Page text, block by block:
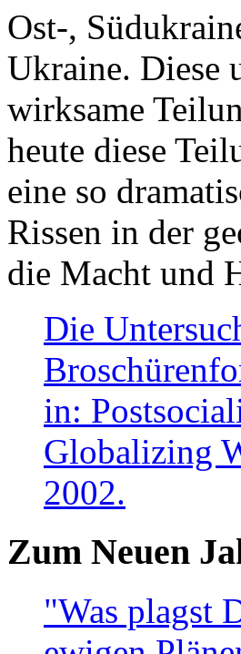
Ost-,
Ukraine. Diese
wirksame
heute diese
eine so
Rissen in der
die Macht und
Die
in:
Globalizing
2002.
Zum Neuen
"Was plagst